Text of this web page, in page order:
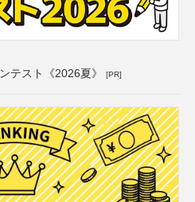
テスト《2026夏》 [PR]